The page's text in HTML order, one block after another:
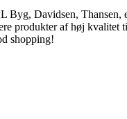
Davidsen,
produkter af høj
shopping!